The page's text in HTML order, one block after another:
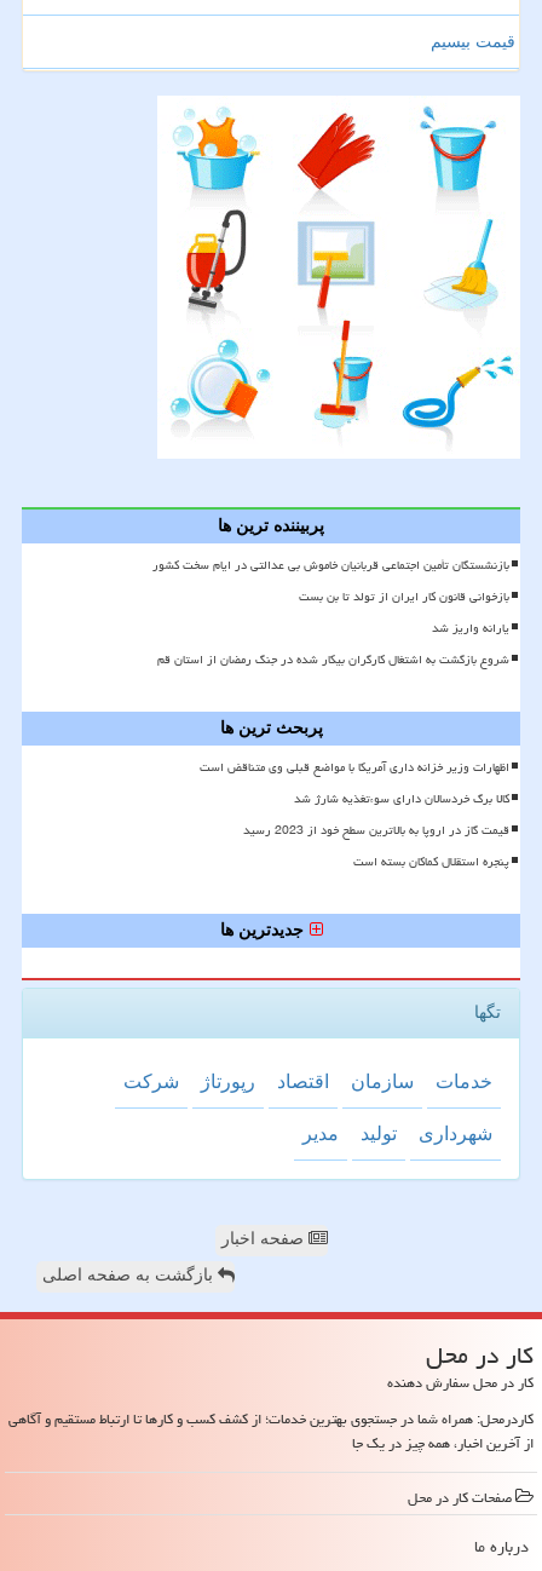
قیمت بیسیم
پربیننده ترین ها
بازنشستگان تأمین اجتماعی قربانیان خاموش بی عدالتی در ایام سخت کشور
بازخوانی قانون کار ایران از تولد تا بن بست
یارانه واریز شد
شروع بازگشت به اشتغال کارگران بیکار شده در جنگ رمضان از استان قم
پربحث ترین ها
اظهارات وزیر خزانه داری آمریکا با مواضع قبلی وی متناقض است
کالا برگ خردسالان دارای سوءتغذیه شارژ شد
قیمت گاز در اروپا به بالاترین سطح خود از 2023 رسید
پنجره استقلال کماکان بسته است
جدیدترین ها
تگها
خدمات سازمان اقتصاد رپورتاژ شركت
شهرداری تولید مدیر
صفحه اخبار
بازگشت به صفحه اصلی
كار در محل
کار در محل سفارش دهنده
کاردرمحل: همراه شما در جستجوی بهترین خدمات؛ از کشف کسب و کارها تا ارتباط مستقیم و آگاهی
از آخرین اخبار، همه چیز در یک جا
صفحات كار در محل
درباره ما